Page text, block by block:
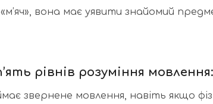
вона має уявити знайомий
рівнів розуміння мовлення:
звернене мовлення, навіть якщо